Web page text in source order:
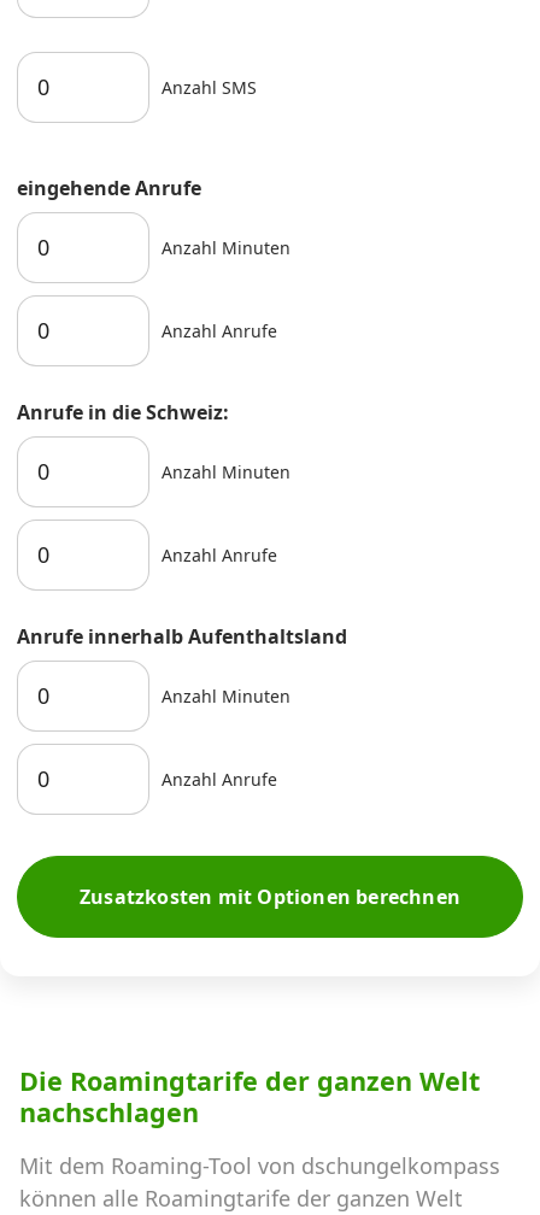
Anzahl SMS
eingehende Anrufe
Anzahl Minuten
Anzahl Anrufe
Anrufe in die Schweiz:
Anzahl Minuten
Anzahl Anrufe
Anrufe innerhalb Aufenthaltsland
Anzahl Minuten
Anzahl Anrufe
Zusatzkosten mit Optionen berechnen
Die Roamingtarife der ganzen Welt
nachschlagen
Mit dem Roaming-Tool von dschungelkompass
können alle Roamingtarife der ganzen Welt